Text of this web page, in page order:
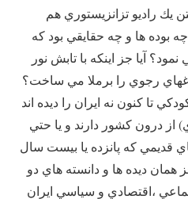
يك راديو تزانزيستوري هم
بوده ها و چه حقايقي بود كه
آيا جز اينكه با تابش نور
رجوي را برملا مي ساخت؟‌
تا كنون نه ايران را ديده اند
از درون كشور دارند و يا حتي
قديمي كه پانزده يا بيست سال
ديده ها و دانسته هاي دو
،‌اقتصادي و سياسي ايران